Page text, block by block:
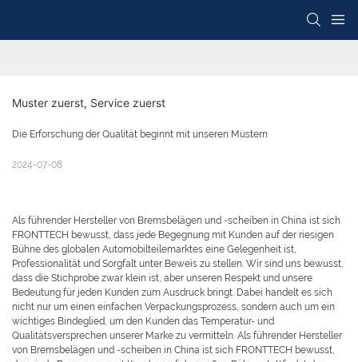
Muster zuerst, Service zuerst
Die Erforschung der Qualität beginnt mit unseren Mustern
2024-07-08
Als führender Hersteller von Bremsbelägen und -scheiben in China ist sich
FRONTTECH bewusst, dass jede Begegnung mit Kunden auf der riesigen
Bühne des globalen Automobilteilemarktes eine Gelegenheit ist,
Professionalität und Sorgfalt unter Beweis zu stellen. Wir sind uns bewusst,
dass die Stichprobe zwar klein ist, aber unseren Respekt und unsere
Bedeutung für jeden Kunden zum Ausdruck bringt. Dabei handelt es sich
nicht nur um einen einfachen Verpackungsprozess, sondern auch um ein
wichtiges Bindeglied, um den Kunden das Temperatur- und
Qualitätsversprechen unserer Marke zu vermitteln. Als führender Hersteller
von Bremsbelägen und -scheiben in China ist sich FRONTTECH bewusst,